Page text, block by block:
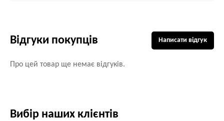
Відгуки покупців
Про цей товар ще немає відгуків.
Написати відгук
Вибір наших клієнтів